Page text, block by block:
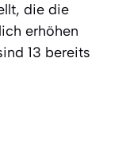
die die
erhöhen
13 bereits